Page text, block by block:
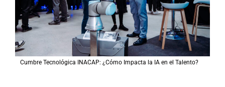
Cumbre Tecnológica INACAP: ¿Cómo Impacta la IA en el Talento?